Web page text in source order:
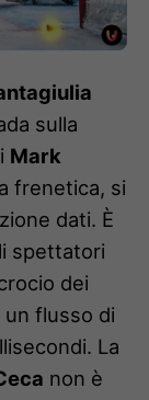
sulla
Mark
frenetica, si
dati. È
spettatori
dei
un flusso di
La
non è